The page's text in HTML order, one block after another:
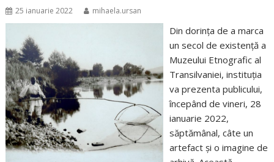
25 ianuarie 2022 mihaela.ursan
Din dorința de a marca
un secol de existență a
Muzeului Etnografic al
Transilvaniei, instituția
va prezenta publicului,
începând de vineri, 28
ianuarie 2022,
săptămânal, câte un
artefact și o imagine de